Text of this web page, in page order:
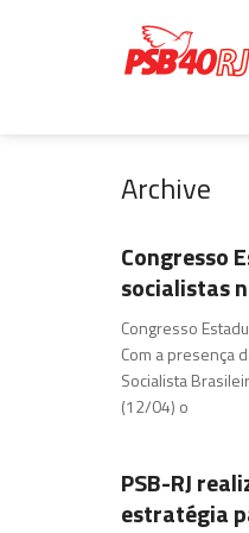
Archive
Congresso
socialistas
Congresso
Com a presença
Socialista
(12/04) o
PSB-RJ
estratégia